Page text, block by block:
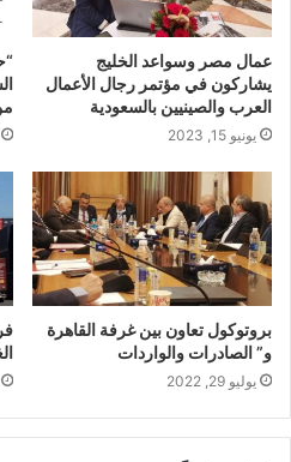
عمال مصر وسواعد الخليج
يشاركون في مؤتمر رجال الأعمال
العرب والصينيين بالسعودية
يونيو 15, 2023
بروتوكول تعاون بين غرفة القاهرة
و” الصادرات والواردات
يوليو 29, 2022